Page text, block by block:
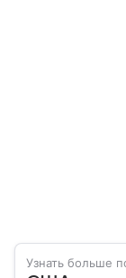
Узнать больше